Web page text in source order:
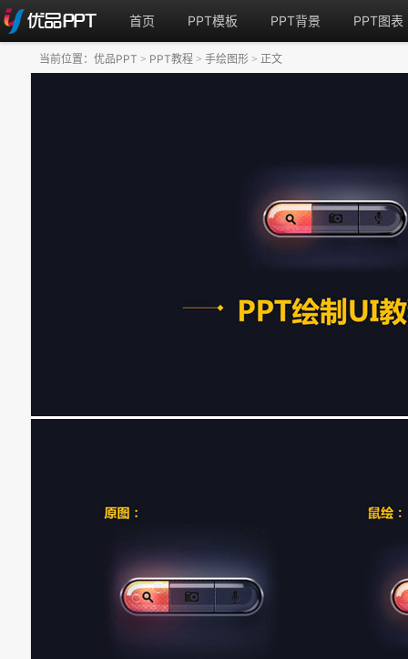
首页 PPT模板 PPT背景 PPT图表
当前位置： 优品PPT > PPT教程 > 手绘图形 > 正文